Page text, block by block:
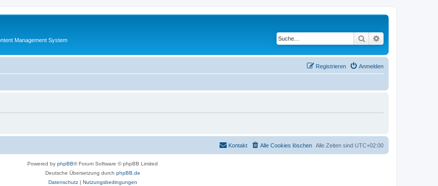
Management System Suche
Anmelden
Registrieren
Alle Zeiten sind UTC+02:00
Alle Cookies löschen
Kontakt
Powered by phpBB® Forum Software © phpBB Limited
Deutsche Übersetzung durch phpBB.de
Datenschutz| Nutzungsbedingungen